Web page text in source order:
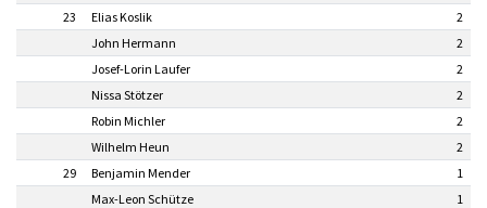
23
Elias Koslik
2
John Hermann
2
Josef-Lorin Laufer
2
Nissa Stötzer
2
Robin Michler
2
Wilhelm Heun
2
29
Benjamin Mender
1
Max-Leon Schütze
1